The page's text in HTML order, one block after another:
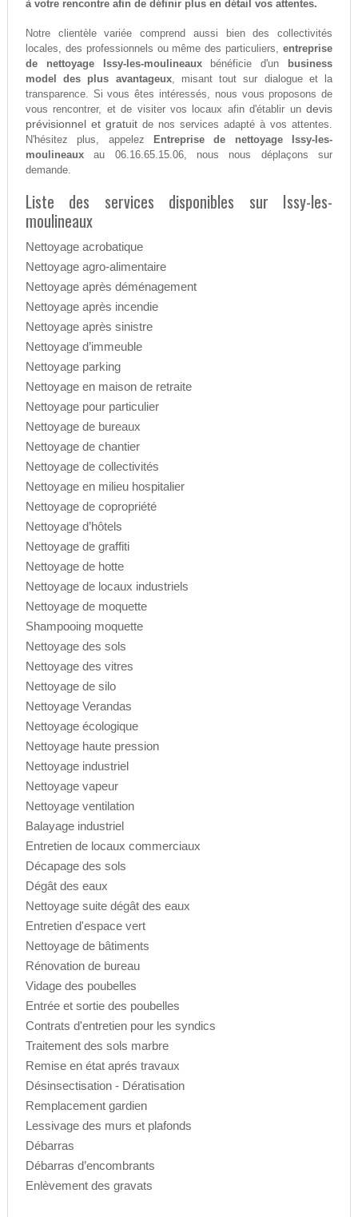
à votre rencontre afin de définir plus en détail vos attentes.
Notre clientèle variée comprend aussi bien des collectivités
locales, des professionnels ou même des particuliers,entreprise
de nettoyage Issy-les-moulineauxbénéficie d'un
business
model des plus avantageux, misant tout sur dialogue et la
transparence. Si vous êtes intéressés, nous vous proposons de
vous rencontrer, et de visiter vos locaux afin d'établir undevis
prévisionnel et gratuitde nos services adapté à vos attentes.
N'hésitez plus, appelez
Entreprise de nettoyage Issy-les-
moulineauxau 06.16.65.15.06, nous nous déplaçons sur
demande.
Liste des services disponibles sur Issy-les-
moulineaux
Nettoyage acrobatique
Nettoyage agro-alimentaire
Nettoyage après déménagement
Nettoyage après incendie
Nettoyage après sinistre
Nettoyage d’immeuble
Nettoyage parking
Nettoyage en maison de retraite
Nettoyage pour particulier
Nettoyage de bureaux
Nettoyage de chantier
Nettoyage de collectivités
Nettoyage en milieu hospitalier
Nettoyage de copropriété
Nettoyage d’hôtels
Nettoyage de graffiti
Nettoyage de hotte
Nettoyage de locaux industriels
Nettoyage de moquette
Shampooing moquette
Nettoyage des sols
Nettoyage des vitres
Nettoyage de silo
Nettoyage Verandas
Nettoyage écologique
Nettoyage haute pression
Nettoyage industriel
Nettoyage vapeur
Nettoyage ventilation
Balayage industriel
Entretien de locaux commerciaux
Décapage des sols
Dégât des eaux
Nettoyage suite dégât des eaux
Entretien d'espace vert
Nettoyage de bâtiments
Rénovation de bureau
Vidage des poubelles
Entrée et sortie des poubelles
Contrats d'entretien pour les syndics
Traitement des sols marbre
Remise en état aprés travaux
Désinsectisation - Dératisation
Remplacement gardien
Lessivage des murs et plafonds
Débarras
Débarras d’encombrants
Enlèvement des gravats